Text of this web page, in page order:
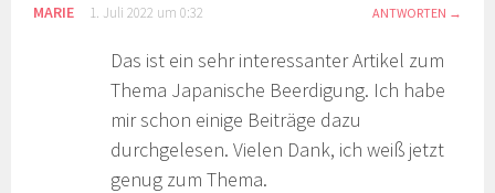
MARIE 1. Juli 2022 um 0:32 ANTWORTEN
Das ist ein sehr interessanter Artikel zum
Thema Japanische Beerdigung. Ich habe
mir schon einige Beiträge dazu
durchgelesen. Vielen Dank, ich weiß jetzt
genug zum Thema.